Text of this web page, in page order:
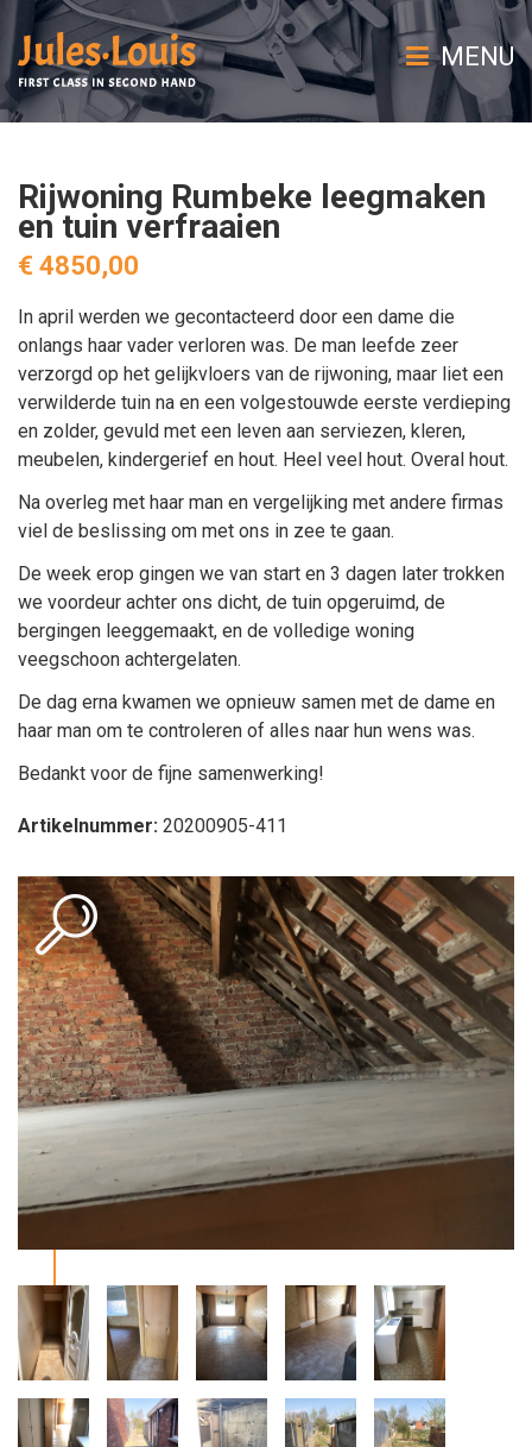
MENU
Rijwoning Rumbeke leegmaken
en tuin verfraaien
€ 4850,00
In april werden we gecontacteerd door een dame die
onlangs haar vader verloren was. De man leefde zeer
verzorgd op het gelijkvloers van de rijwoning, maar liet een
verwilderde tuin na en een volgestouwde eerste verdieping
en zolder, gevuld met een leven aan serviezen, kleren,
meubelen, kindergerief en hout. Heel veel hout. Overal hout.
Na overleg met haar man en vergelijking met andere firmas
viel de beslissing om met ons in zee te gaan.
De week erop gingen we van start en 3 dagen later trokken
we voordeur achter ons dicht, de tuin opgeruimd, de
bergingen leeggemaakt, en de volledige woning
veegschoon achtergelaten.
De dag erna kwamen we opnieuw samen met de dame en
haar man om te controleren of alles naar hun wens was.
Bedankt voor de fijne samenwerking!
Artikelnummer: 20200905-411